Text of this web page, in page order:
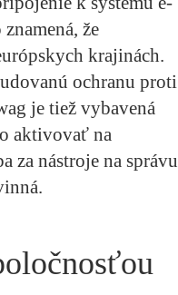
že
krajinách.
ochranu proti
je tiež vybavená
aktivovať na
za nástroje na správu